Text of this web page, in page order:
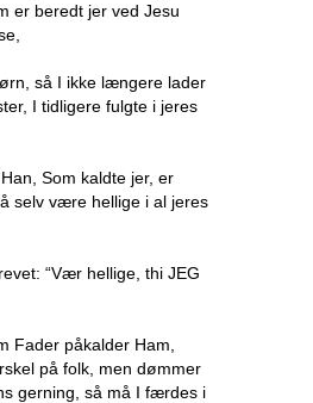
er beredt jer ved Jesu
så I ikke længere lader
I tidligere fulgte i jeres
Som kaldte jer, er
selv være hellige i al jeres
“Vær hellige, thi JEG
Fader påkalder Ham,
på folk, men dømmer
gerning, så må I færdes i